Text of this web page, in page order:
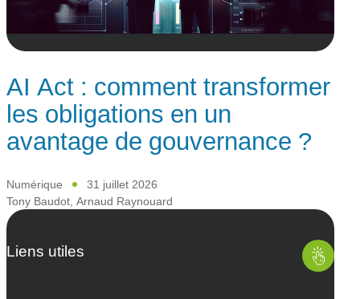
AI Act : comment transformer
les obligations en un
avantage de gouvernance ?
Numérique
31 juillet 2026
Tony Baudot Arnaud Raynouard
Liens utiles